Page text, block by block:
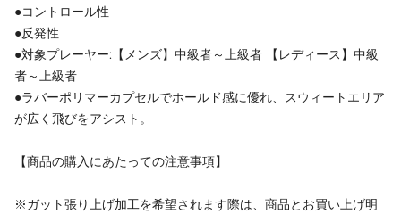
●コントロール性
●反発性
●対象プレーヤー:【メンズ】中級者～上級者 【レディース】中級
者～上級者
●ラバーポリマーカプセルでホールド感に優れ、スウィートエリア
が広く飛びをアシスト。
【商品の購入にあたっての注意事項】
※ガット張り上げ加工を希望されます際は、商品とお買い上げ明